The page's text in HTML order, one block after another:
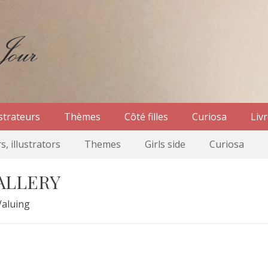
– Nicole Canet à Paris
Thèmes Côté filles Curiosa
illustrators Themes Girls side Curiosa